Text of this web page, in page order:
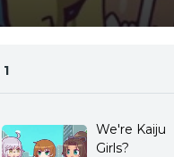
1
We're Kaiju
Girls?